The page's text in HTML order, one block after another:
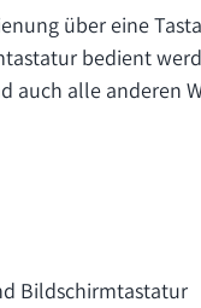
über eine
bedient
auch alle anderen
Bildschirmtastatur